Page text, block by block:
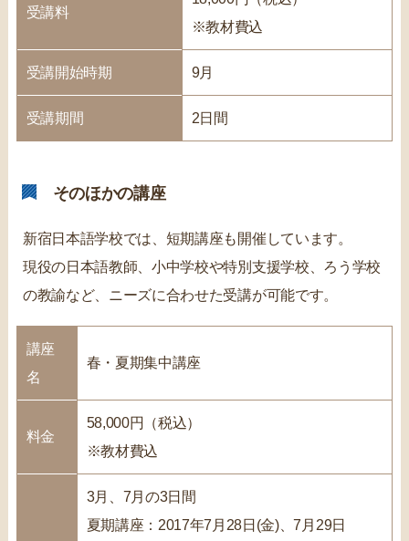
受講料
※教材費込
受講開始時期 9月
受講期間 2日間
そのほかの講座
新宿日本語学校では、短期講座も開催しています。
現役の日本語教師、小中学校や特別支援学校、ろう学校
の教諭など、ニーズに合わせた受講が可能です。
講座
名
春・夏期集中講座
料金
58,000円（税込）
※教材費込
3月、7月の3日間
夏期講座：2017年7月28日(金)、7月29日